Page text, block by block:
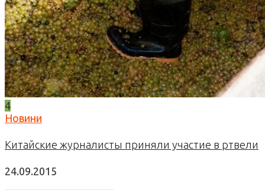
4
Новини
Китайские журналисты приняли участие в ртвели
24.09.2015